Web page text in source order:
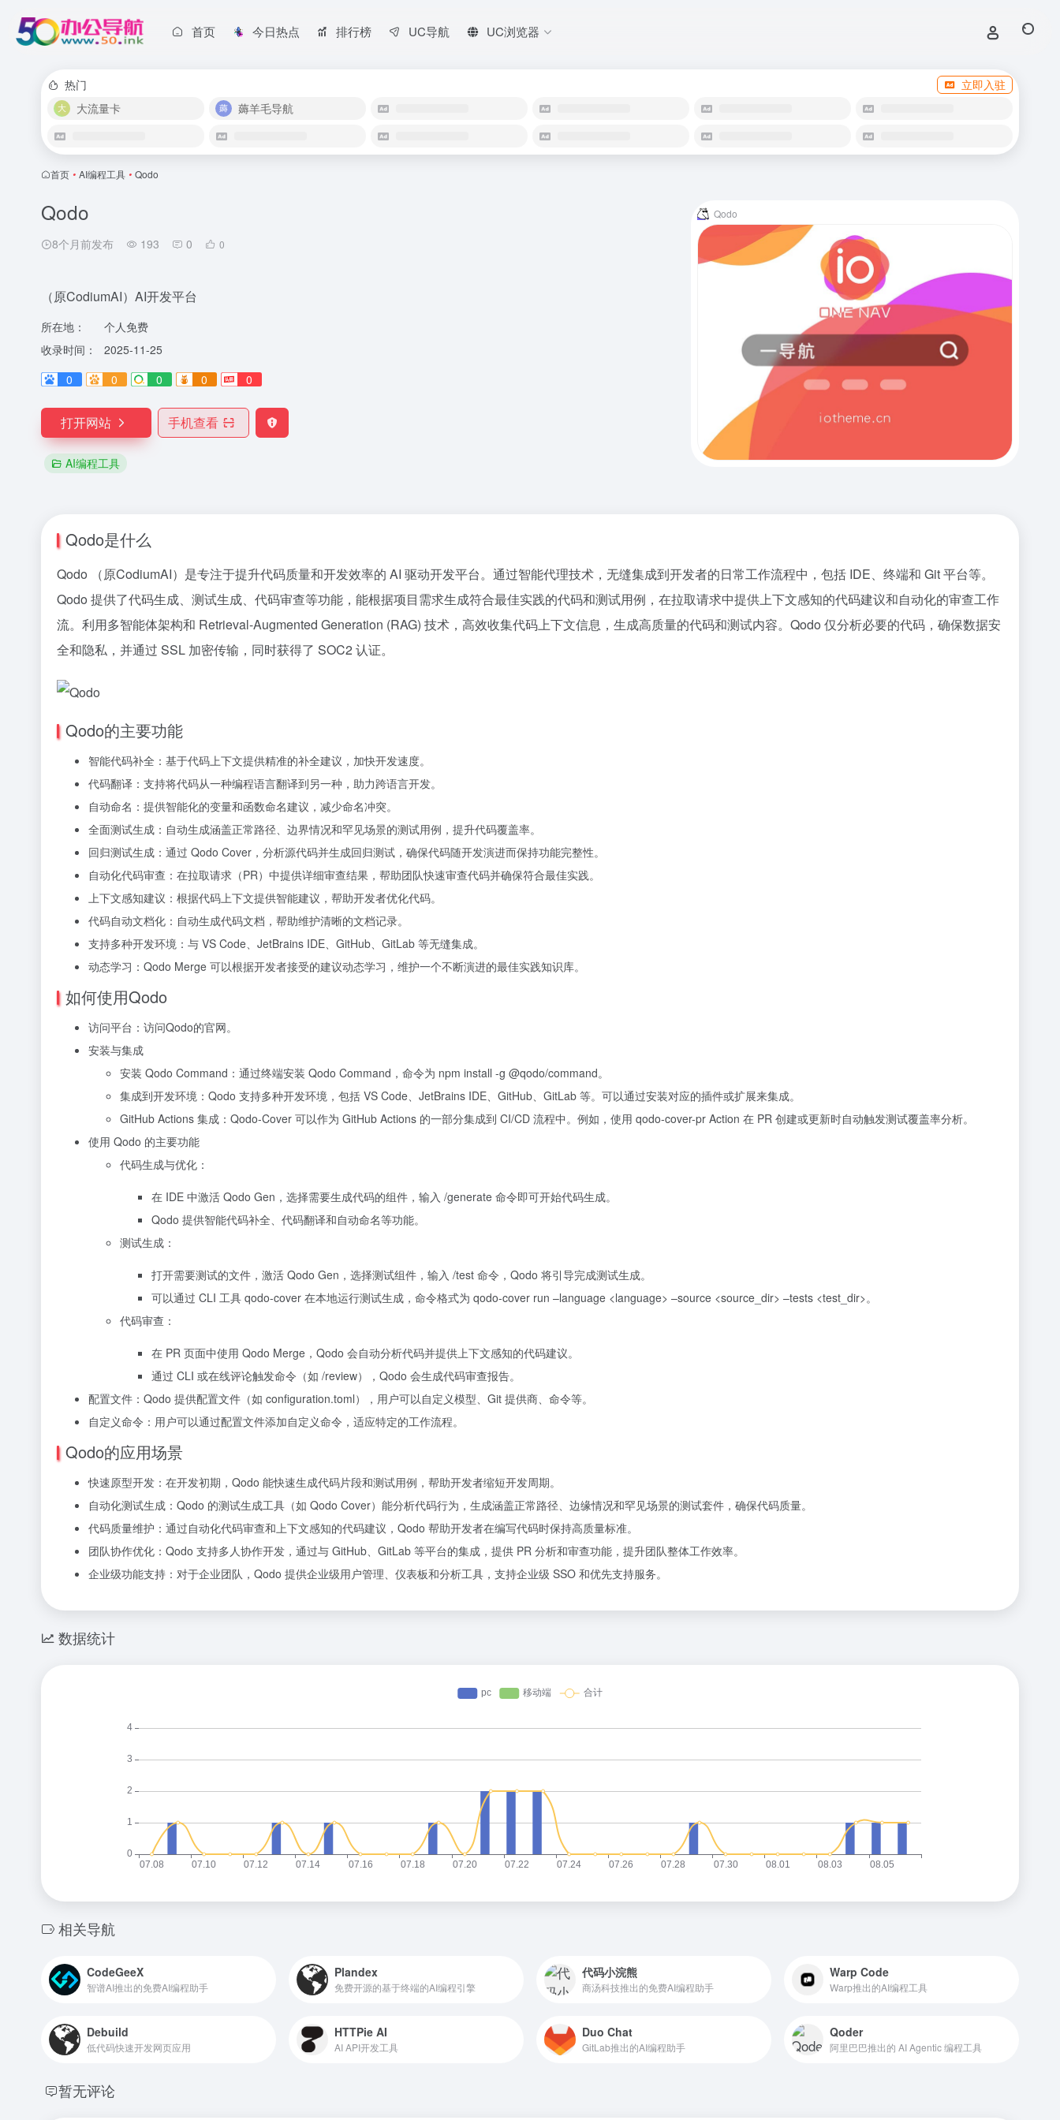
首页 今日热点 排行榜 UC导航 UC浏览器
热门
立即入驻
大流量卡
薅羊毛导航
首页 • AI编程工具 • Qodo
Qodo
8个月前发布 193 0 0
（原CodiumAI）AI开发平台
所在地：
个人免费
收录时间：
2025-11-25
0
0 0 0 0
打开网站 手机查看
AI编程工具
Qodo
Qodo是什么
Qodo （原CodiumAI）是专注于提升代码质量和开发效率的 AI 驱动开发平台。通过智能代理技术，无缝集成到开发者的日常工作流程中，包括 IDE、终端和 Git 平台等。
Qodo 提供了代码生成、测试生成、代码审查等功能，能根据项目需求生成符合最佳实践的代码和测试用例，在拉取请求中提供上下文感知的代码建议和自动化的审查工作
流。利用多智能体架构和 Retrieval-Augmented Generation (RAG) 技术，高效收集代码上下文信息，生成高质量的代码和测试内容。Qodo 仅分析必要的代码，确保数据安
全和隐私，并通过 SSL 加密传输，同时获得了 SOC2 认证。
Qodo的主要功能
智能代码补全：基于代码上下文提供精准的补全建议，加快开发速度。
代码翻译：支持将代码从一种编程语言翻译到另一种，助力跨语言开发。
自动命名：提供智能化的变量和函数命名建议，减少命名冲突。
全面测试生成：自动生成涵盖正常路径、边界情况和罕见场景的测试用例，提升代码覆盖率。
回归测试生成：通过 Qodo Cover，分析源代码并生成回归测试，确保代码随开发演进而保持功能完整性。
自动化代码审查：在拉取请求（PR）中提供详细审查结果，帮助团队快速审查代码并确保符合最佳实践。
上下文感知建议：根据代码上下文提供智能建议，帮助开发者优化代码。
代码自动文档化：自动生成代码文档，帮助维护清晰的文档记录。
支持多种开发环境：与 VS Code、JetBrains IDE、GitHub、GitLab 等无缝集成。
动态学习：Qodo Merge 可以根据开发者接受的建议动态学习，维护一个不断演进的最佳实践知识库。
如何使用Qodo
访问平台：访问Qodo的官网。
安装与集成
安装 Qodo Command：通过终端安装 Qodo Command，命令为 npm install -g @qodo/command。
集成到开发环境：Qodo 支持多种开发环境，包括 VS Code、JetBrains IDE、GitHub、GitLab 等。可以通过安装对应的插件或扩展来集成。
GitHub Actions 集成：Qodo-Cover 可以作为 GitHub Actions 的一部分集成到 CI/CD 流程中。例如，使用 qodo-cover-pr Action 在 PR 创建或更新时自动触发测试覆盖率分析。
使用 Qodo 的主要功能
代码生成与优化：
在 IDE 中激活 Qodo Gen，选择需要生成代码的组件，输入 /generate 命令即可开始代码生成。
Qodo 提供智能代码补全、代码翻译和自动命名等功能。
测试生成：
打开需要测试的文件，激活 Qodo Gen，选择测试组件，输入 /test 命令，Qodo 将引导完成测试生成。
可以通过 CLI 工具 qodo-cover 在本地运行测试生成，命令格式为 qodo-cover run –language <language> –source <source_dir> –tests <test_dir>。
代码审查：
在 PR 页面中使用 Qodo Merge，Qodo 会自动分析代码并提供上下文感知的代码建议。
通过 CLI 或在线评论触发命令（如 /review），Qodo 会生成代码审查报告。
配置文件：Qodo 提供配置文件（如 configuration.toml），用户可以自定义模型、Git 提供商、命令等。
自定义命令：用户可以通过配置文件添加自定义命令，适应特定的工作流程。
Qodo的应用场景
快速原型开发：在开发初期，Qodo 能快速生成代码片段和测试用例，帮助开发者缩短开发周期。
自动化测试生成：Qodo 的测试生成工具（如 Qodo Cover）能分析代码行为，生成涵盖正常路径、边缘情况和罕见场景的测试套件，确保代码质量。
代码质量维护：通过自动化代码审查和上下文感知的代码建议，Qodo 帮助开发者在编写代码时保持高质量标准。
团队协作优化：Qodo 支持多人协作开发，通过与 GitHub、GitLab 等平台的集成，提供 PR 分析和审查功能，提升团队整体工作效率。
企业级功能支持：对于企业团队，Qodo 提供企业级用户管理、仪表板和分析工具，支持企业级 SSO 和优先支持服务。
数据统计
相关导航
CodeGeeX
智谱AI推出的免费AI编程助手
Plandex
免费开源的基于终端的AI编程引擎
代码小浣熊
商汤科技推出的免费AI编程助手
Warp Code
Warp推出的AI编程工具
Debuild
低代码快速开发网页应用
HTTPie AI
AI API开发工具
Duo Chat
GitLab推出的AI编程助手
Qoder
阿里巴巴推出的 AI Agentic 编程工具
暂无评论